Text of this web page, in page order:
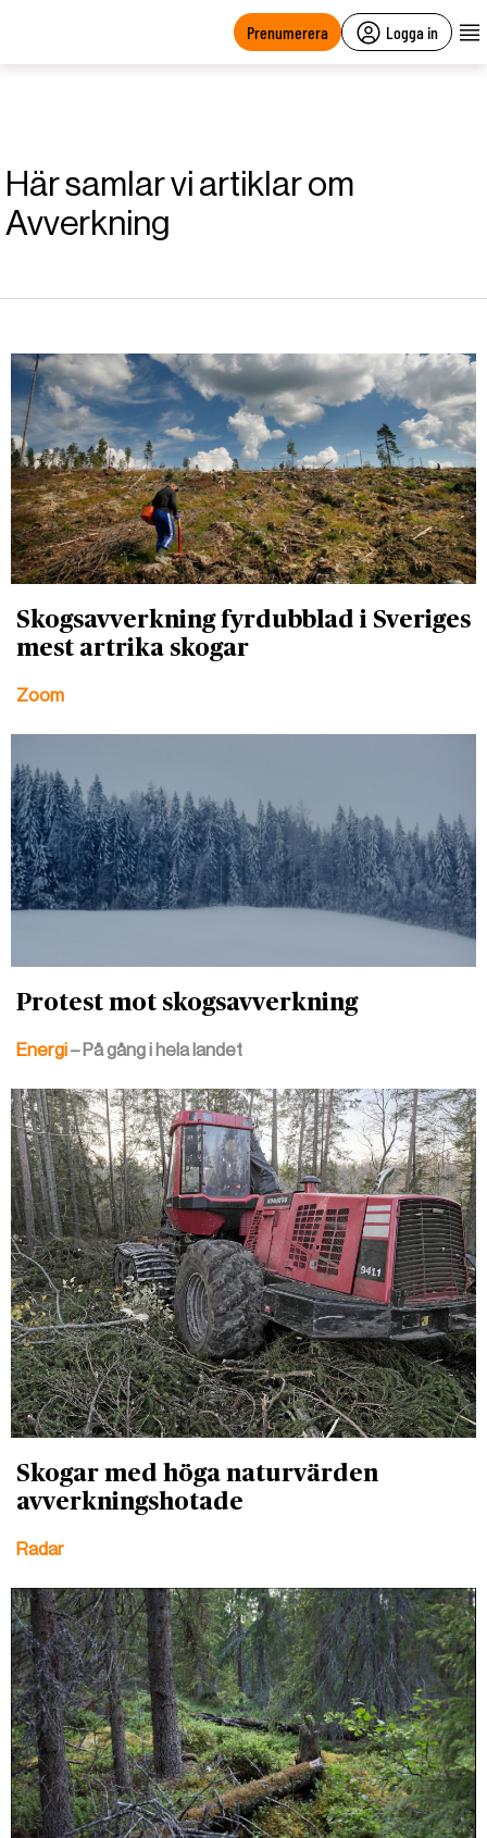
Prenumerera Logga in
Här samlar vi artiklar om
Avverkning
Skogsavverkning fyrdubblad i Sveriges
mest artrika skogar
Zoom
Protest mot skogsavverkning
Energi– På gång i hela landet
Skogar med höga naturvärden
avverkningshotade
Radar